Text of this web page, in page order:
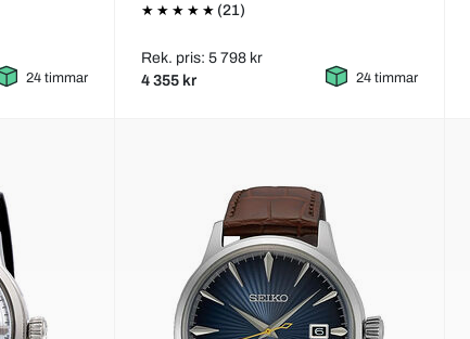
24 timmar
(21)
Rek. pris: 5 798 kr
4 355 kr 24 timmar